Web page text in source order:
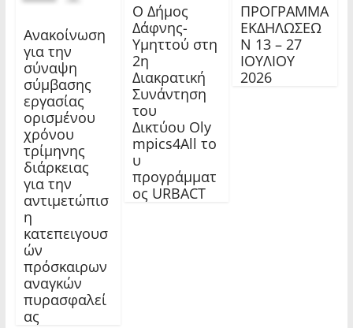
Ανακοίνωση
για την
σύναψη
σύμβασης
εργασίας
ορισμένου
χρόνου
τρίμηνης
διάρκειας
για την
αντιμετώπισ
η
κατεπειγουσ
ών
πρόσκαιρων
αναγκών
πυρασφαλεί
ας
Ο Δήμος
Δάφνης-
Υμηττού στη
2η
Διακρατική
Συνάντηση
του
Δικτύου Oly
mpics4All το
υ
προγράμματ
ος URBACT
ΠΡΟΓΡΑΜΜΑ
ΕΚΔΗΛΩΣΕΩ
Ν 13 – 27
ΙΟΥΛΙΟΥ
2026